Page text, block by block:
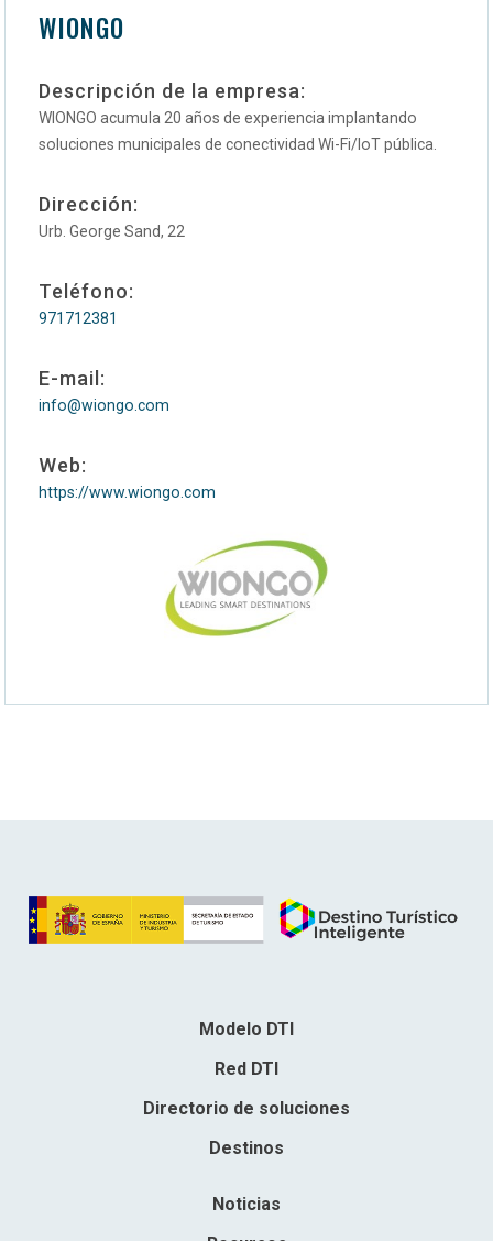
WIONGO
Descripción de la empresa:
WIONGO acumula 20 años de experiencia implantando
soluciones municipales de conectividad Wi-Fi/IoT pública.
Dirección:
Urb. George Sand, 22
Teléfono:
971712381
E-mail:
info@wiongo.com
Web:
https://www.wiongo.com
Modelo DTI
Red DTI
Directorio de soluciones
Destinos
Noticias